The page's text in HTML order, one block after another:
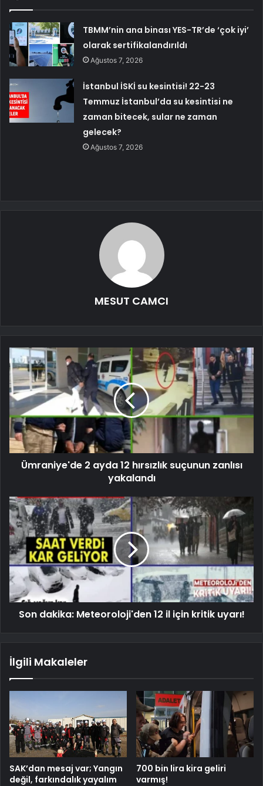
TBMM’nin ana binası YES-TR’de ‘çok iyi’
olarak sertifikalandırıldı
Ağustos 7, 2026
İstanbul İSKİ su kesintisi! 22-23
Temmuz İstanbul’da su kesintisi ne
zaman bitecek, sular ne zaman
gelecek?
Ağustos 7, 2026
MESUT CAMCI
Ümraniye'de 2 ayda 12 hırsızlık suçunun zanlısı
yakalandı
Son dakika: Meteoroloji'den 12 il için kritik uyarı!
İlgili Makaleler
SAK’dan mesaj var; Yangın
değil, farkındalık yayalım
700 bin lira kira geliri
varmış!